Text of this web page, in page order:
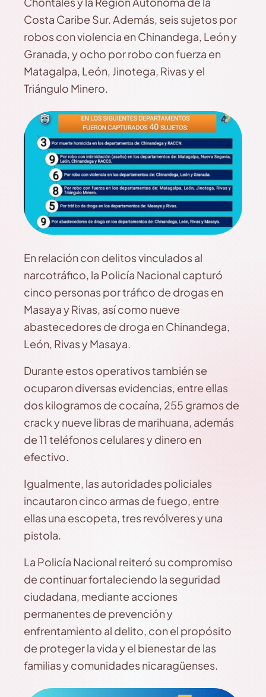
Costa Caribe Sur. Además, seis sujetos por
robos con violencia en Chinandega, León y
Granada, y ocho por robo con fuerza en
Matagalpa, León, Jinotega, Rivas y el
Triángulo Minero.
En relación con delitos vinculados al
narcotráfico, la Policía Nacional capturó
cinco personas por tráfico de drogas en
Masaya y Rivas, así como nueve
abastecedores de droga en Chinandega,
León, Rivas y Masaya.
Durante estos operativos también se
ocuparon diversas evidencias, entre ellas
dos kilogramos de cocaína, 255 gramos de
crack y nueve libras de marihuana, además
de 11 teléfonos celulares y dinero en
efectivo.
Igualmente, las autoridades policiales
incautaron cinco armas de fuego, entre
ellas una escopeta, tres revólveres y una
pistola.
La Policía Nacional reiteró su compromiso
de continuar fortaleciendo la seguridad
ciudadana, mediante acciones
permanentes de prevención y
enfrentamiento al delito, con el propósito
de proteger la vida y el bienestar de las
familias y comunidades nicaragüenses.